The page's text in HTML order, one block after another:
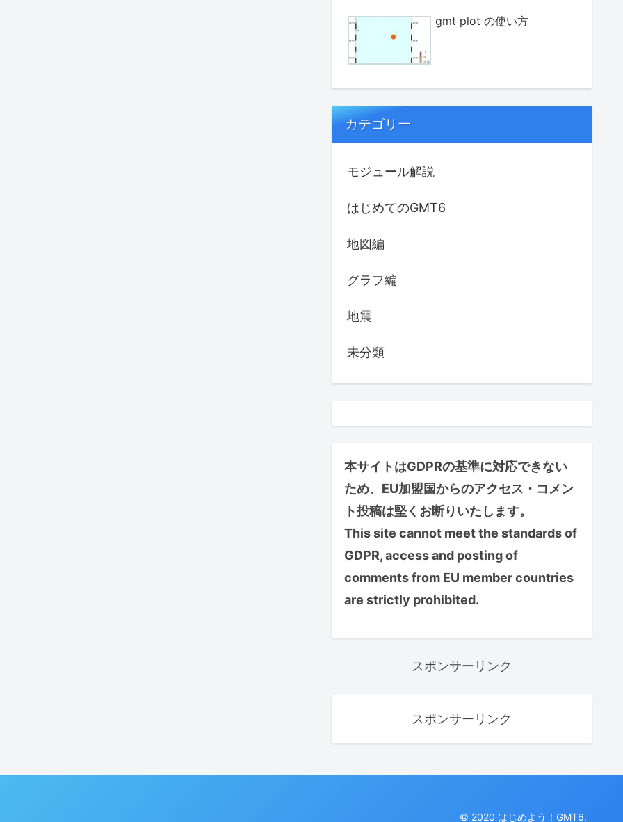
gmt plot の使い方
カテゴリー
モジュール解説
はじめてのGMT6
地図編
グラフ編
地震
未分類
本サイトはGDPRの基準に対応できない
ため、EU加盟国からのアクセス・コメン
ト投稿は堅くお断りいたします。
This site cannot meet the standards of
GDPR, access and posting of
comments from EU member countries
are strictly prohibited.
スポンサーリンク
スポンサーリンク
© 2020 はじめよう！GMT6.